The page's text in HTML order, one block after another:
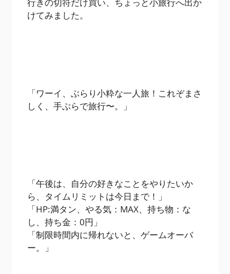
行きの切符だけ買い、ちょっと小旅行へ出か
けてみました。
「ワーイ、ぶらり小粋な一人旅！これぞまさ
しく、手ぶらで旅行〜。」
「午後は、自分の好きなことをやりたいか
ら、タイムリミットは今日まで！」
「HP:満タン、やる気：MAX、持ち物：な
し、持ち金：0円」
「制限時間内に帰れないと、ゲームオーバ
ー。」